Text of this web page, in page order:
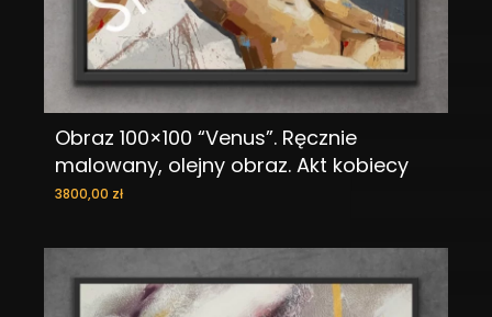
Obraz 100×100 “Venus”. Ręcznie
malowany, olejny obraz. Akt kobiecy
3800,00 zł
DODAJ DO KOSZYKA